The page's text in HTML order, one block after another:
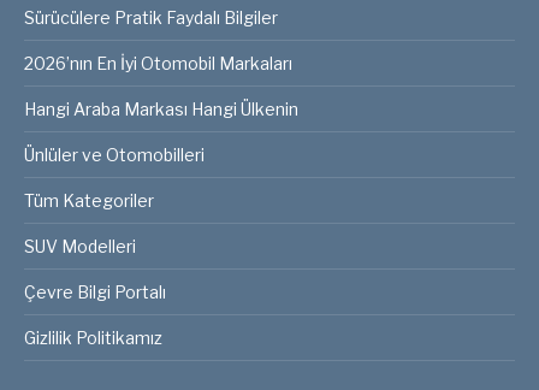
Sürücülere Pratik Faydalı Bilgiler
2026’nın En İyi Otomobil Markaları
Hangi Araba Markası Hangi Ülkenin
Ünlüler ve Otomobilleri
Tüm Kategoriler
SUV Modelleri
Çevre Bilgi Portalı
Gizlilik Politikamız